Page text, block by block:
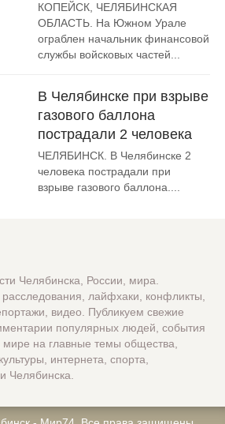
КОПЕЙСК, ЧЕЛЯБИНСКАЯ
ОБЛАСТЬ. На Южном Урале
ограблен начальник финансовой
службы войсковых частей...
В Челябинске при взрыве
газового баллона
пострадали 2 человека
ЧЕЛЯБИНСК. В Челябинске 2
человека пострадали при
взрыве газового баллона....
Челябинска, России, мира.
лайфхаки, конфликты,
видео. Публикуем свежие
популярных людей, события
мире на главные темы общества,
интернета, спорта,
Челябинска.